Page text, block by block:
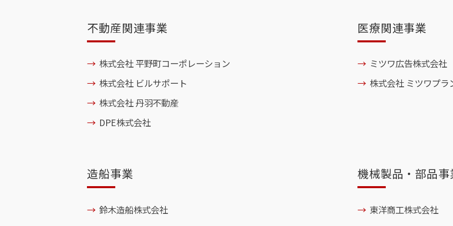
不動産関連事業
株式会社 平野町コーポレーション
株式会社 ビルサポート
株式会社 丹羽不動産
DPE株式会社
医療関連事業
ミツワ広告株式会社
株式会社 ミツワプラ
造船事業
鈴木造船株式会社
機械製品・部品事
東洋商工株式会社